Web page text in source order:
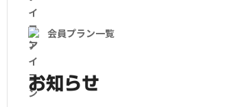
会員プラン一覧
お知らせ